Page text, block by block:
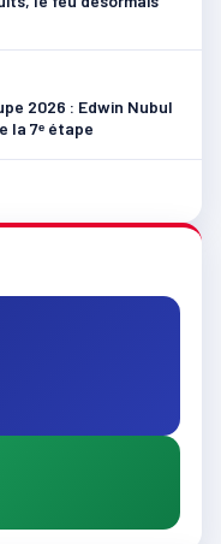
2026 : Edwin Nubul
la 7ᵉ étape